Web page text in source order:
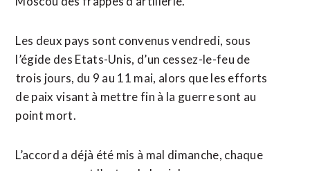
Les deux pays ​sont convenus ‌vendredi, sous
l’égide des Etats-Unis, d’un ​cessez-le-feu de
⁠trois jours, du 9 au 11 mai, alors que ‌les efforts
de ‌paix visant à mettre fin à la guerre sont au
point mort.
L’accord a déjà été mis à mal dimanche, chaque